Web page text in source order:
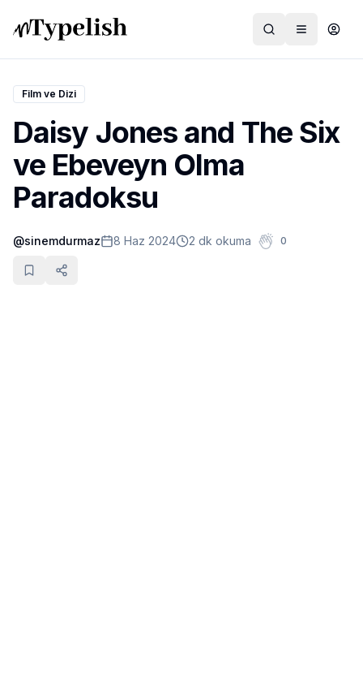
Dünya
Film ve Dizi
Kültür ve Sanat
Sağlık
Siyaset ve Tarih
Film ve Dizi
Daisy Jones and The Six
ve Ebeveyn Olma
Paradoksu
@sinemdurmaz 8 Haz 2024 2 dk okuma 0